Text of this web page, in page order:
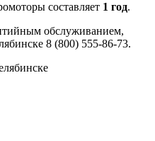
составляет 1 год.
обслуживанием,
8 (800) 555-86-73.